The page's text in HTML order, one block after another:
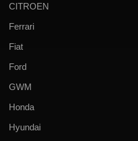
CITROEN
Ferrari
Fiat
Ford
GWM
Honda
Hyundai